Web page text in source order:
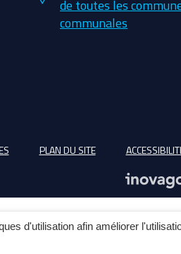
d'utilisation afin améliorer
de toutes les
communales
PLAN DU SITE